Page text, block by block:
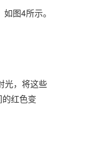
图4所示。
光，将这些
红色变